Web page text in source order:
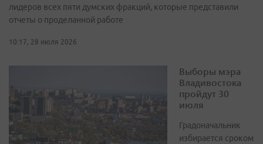
лидеров всех пяти думских фракций, которые представили
отчеты о проделанной работе
10:17, 28 июля 2026
Выборы мэра
Владивостока
пройдут 30
июля
Градоначальник
избирается сроком